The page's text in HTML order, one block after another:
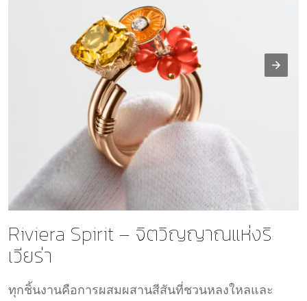
Riviera Spirit – จิตวิญญาณแห่งริ
เวียร่า
ทุกชิ้นงานคือการผสมผสานสีสันที่ชวนหลงใหลและ